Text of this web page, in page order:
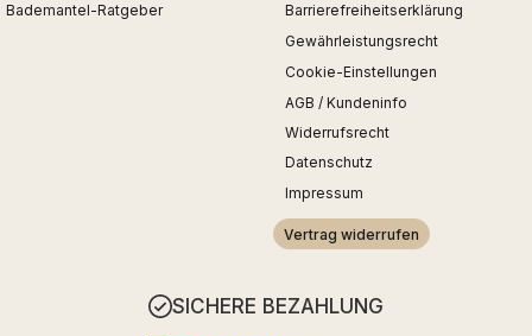
Bademantel-Ratgeber
Barrierefreiheitserklärung
Gewährleistungsrecht
Cookie-Einstellungen
AGB / Kundeninfo
Widerrufsrecht
Datenschutz
Impressum
Vertrag widerrufen
SICHERE BEZAHLUNG